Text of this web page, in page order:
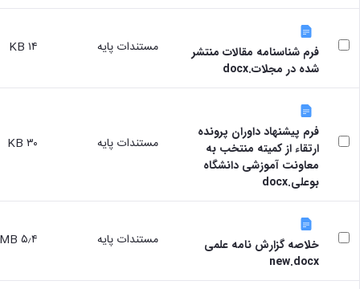
فرم شناسنامه مقالات منتشر
شده در مجلات.docx
مستندات پایه ۱۴ KB
فرم پیشنهاد داوران پرونده
ارتقاء از کمیته منتخب به
معاونت آموزشی دانشگاه
بوعلی.docx
مستندات پایه ۳۰ KB
خلاصه گزارش نامه علمی
new.docx
مستندات پایه ۵٫۴ MB